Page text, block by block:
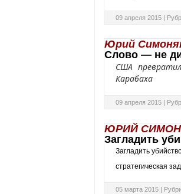
09 апреля 2015 |
Юрий
Слово — не
США
Карабаха
09 апреля 2015 |
ЮРИЙ
Загладить
Загладить
стратегическая
05 марта 2015 |